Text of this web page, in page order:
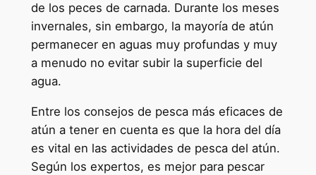
de los peces de carnada. Durante los meses
invernales, sin embargo, la mayoría de atún
permanecer en aguas muy profundas y muy
a menudo no evitar subir la superficie del
agua.
Entre los consejos de pesca más eficaces de
atún a tener en cuenta es que la hora del día
es vital en las actividades de pesca del atún.
Según los expertos, es mejor para pescar